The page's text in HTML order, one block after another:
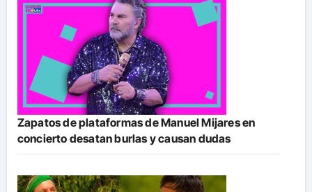
Zapatos de plataformas de Manuel Mijares en
concierto desatan burlas y causan dudas